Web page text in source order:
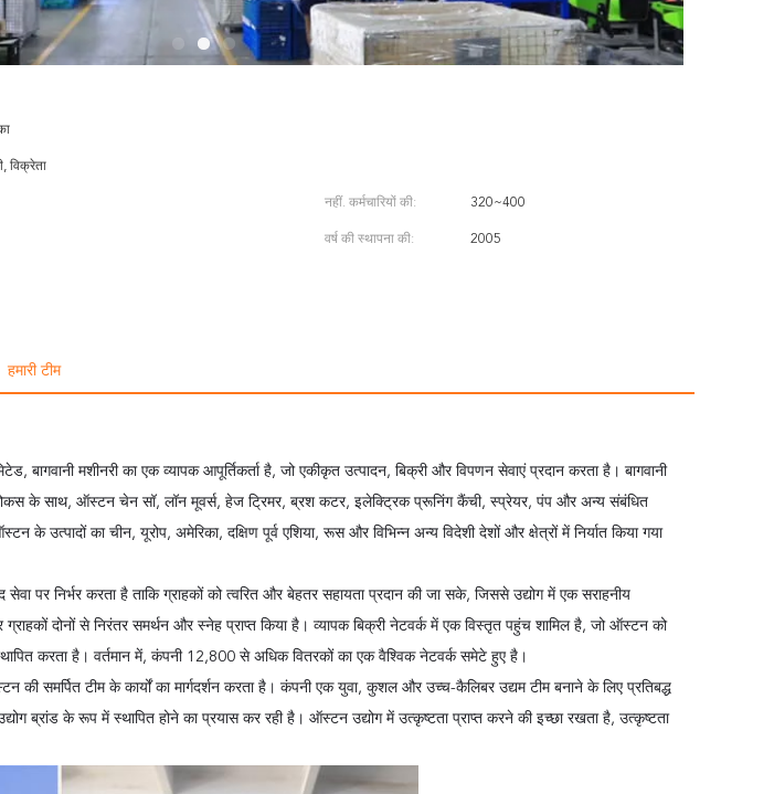
विक्रेता
नहीं. कर्मचारियों की: 320~400
वर्ष की स्थापना की: 2005
हमारी टीम
बागवानी मशीनरी का एक व्यापक आपूर्तिकर्ता है, जो एकीकृत उत्पादन, बिक्री और विपणन सेवाएं प्रदान करता है। बागवानी
के साथ, ऑस्टन चेन सॉ, लॉन मूवर्स, हेज ट्रिमर, ब्रश कटर, इलेक्ट्रिक प्रूनिंग कैंची, स्प्रेयर, पंप और अन्य संबंधित
के उत्पादों का चीन, यूरोप, अमेरिका, दक्षिण पूर्व एशिया, रूस और विभिन्न अन्य विदेशी देशों और क्षेत्रों में निर्यात किया गया
पर निर्भर करता है ताकि ग्राहकों को त्वरित और बेहतर सहायता प्रदान की जा सके, जिससे उद्योग में एक सराहनीय
ग्राहकों दोनों से निरंतर समर्थन और स्नेह प्राप्त किया है। व्यापक बिक्री नेटवर्क में एक विस्तृत पहुंच शामिल है, जो ऑस्टन को
करता है। वर्तमान में, कंपनी 12,800 से अधिक वितरकों का एक वैश्विक नेटवर्क समेटे हुए है।
की समर्पित टीम के कार्यों का मार्गदर्शन करता है। कंपनी एक युवा, कुशल और उच्च-कैलिबर उद्यम टीम बनाने के लिए प्रतिबद्ध
ब्रांड के रूप में स्थापित होने का प्रयास कर रही है। ऑस्टन उद्योग में उत्कृष्टता प्राप्त करने की इच्छा रखता है, उत्कृष्टता